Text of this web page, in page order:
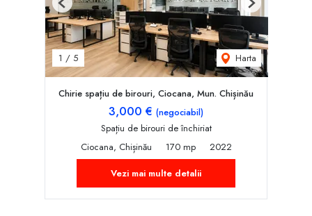
1 / 5 Harta
Previous Next
Chirie spațiu de birouri, Ciocana, Mun. Chișinău
3,000 € (negociabil)
Spațiu de birouri de închiriat
Ciocana, Chișinău
170 mp
2022
Vezi mai multe detalii